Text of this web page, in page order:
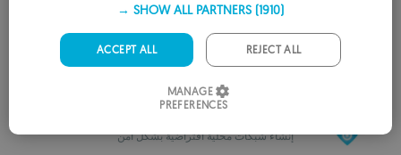
Throne (Nekoray)
تطبيق بروكسي عالمي شامل لنظام Windows
إنشاء شبكات محلية افتراضية بشكل آمن
PORTUGUESE
ROMANIAN
SHOW ALL PARTNERS (1910) →
ACCEPT ALL REJECT ALL
MANAGE
PREFERENCES